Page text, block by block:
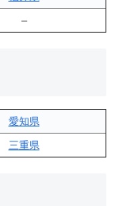
–
愛知県
三重県